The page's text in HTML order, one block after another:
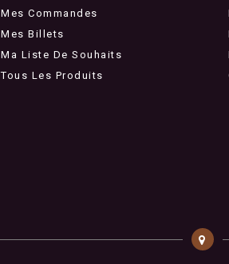
Mes Commandes
Mes Billets
Ma Liste De Souhaits
Tous Les Produits